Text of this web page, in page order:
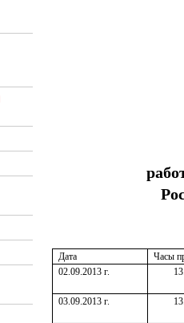
Дата
Часы
02.09.2013 г.
03.09.2013 г.